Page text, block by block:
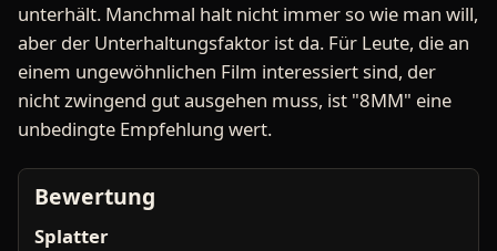
unterhält. Manchmal halt nicht immer so wie man will,
aber der Unterhaltungsfaktor ist da. Für Leute, die an
einem ungewöhnlichen Film interessiert sind, der
nicht zwingend gut ausgehen muss, ist "8MM" eine
unbedingte Empfehlung wert.
Bewertung
Splatter